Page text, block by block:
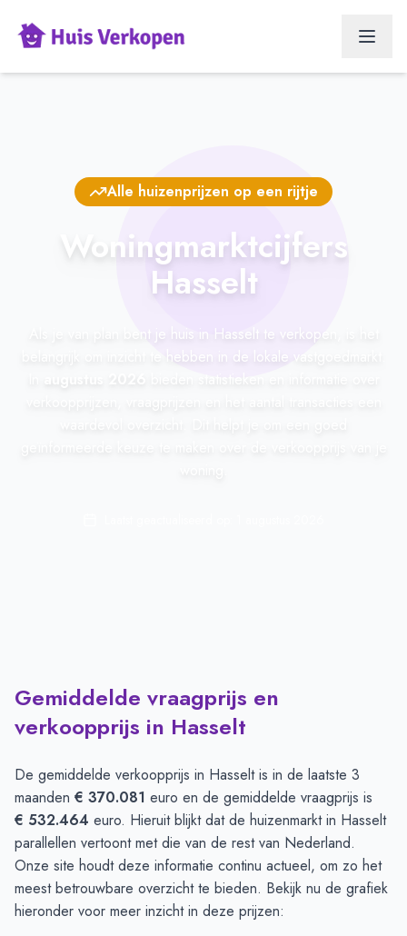
Alle huizenprijzen op een rijtje
Woningmarktcijfers
Hasselt
Als je van plan bent je huis in Hasselt te verkopen, is het
belangrijk om inzicht te hebben in de lokale vastgoedmarkt.
Gemiddelde vraagprijs en
verkoopprijs in Hasselt
De gemiddelde verkoopprijs in Hasseltis in de laatste 3
maanden € 370.081 euro en de gemiddelde vraagprijs is
€ 532.464 euro. Hieruit blijkt dat de huizenmarkt in Hasselt
parallellen vertoont met die van de rest van Nederland.
Onze site houdt deze informatie continu actueel, om zo het
meest betrouwbare overzicht te bieden. Bekijk nu de grafiek
hieronder voor meer inzicht in deze prijzen: